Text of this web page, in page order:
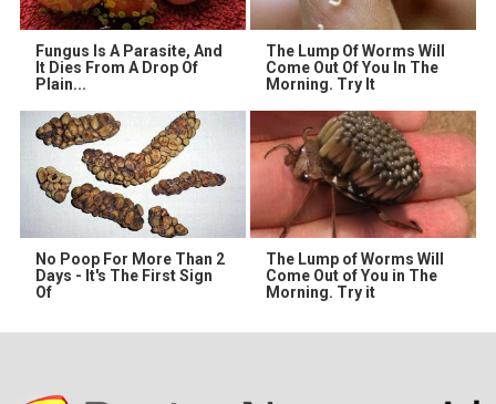
Fungus Is A Parasite, And
It Dies From A Drop Of
Plain...
The Lump Of Worms Will
Come Out Of You In The
Morning. Try It
No Poop For More Than 2
Days - It's The First Sign
Of
The Lump of Worms Will
Come Out of You in The
Morning. Try it